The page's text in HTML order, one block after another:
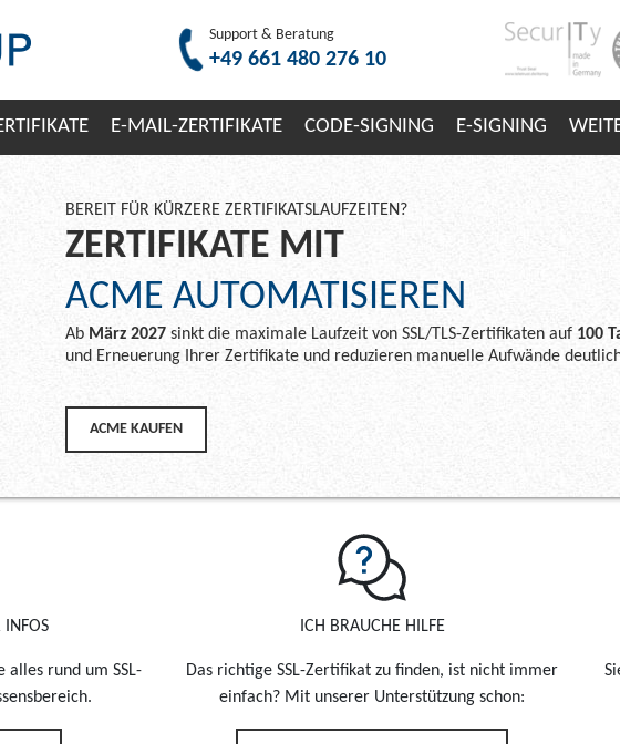
Support & Beratung
+49 661 480 276 10
E-MAIL-ZERTIFIKATE CODE-SIGNING E-SIGNING
BEREIT FÜR KÜRZERE ZERTIFIKATSLAUFZEITEN?
ZERTIFIKATE MIT
ACME AUTOMATISIEREN
Ab März 2027sinkt die maximale Laufzeit von SSL/TLS-Zertifikaten auf 100
und Erneuerung Ihrer Zertifikate und reduzieren manuelle Aufwände
ACME KAUFEN
alles rund um SSL-
ICH BRAUCHE HILFE
Das richtige SSL-Zertifikat zu finden, ist nicht immer
einfach? Mit unserer Unterstützung schon: